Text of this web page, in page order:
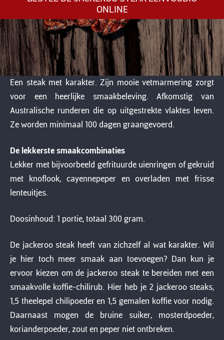
ONLINE
Een steak met karakter. Zijn mooie vetmarmering zorgt
voor een heerlijke smaakbeleving. Afkomstig van
Australische runderen die op uitgestrekte vlaktes leven.
Ze worden minimaal 100 dagen graangevoerd.
De lekkerste smaakcombinaties
Lekker met bijvoorbeeld gefrituurde uienringen of gekruid
met knoflook, cayennepeper en overladen met frisse
lenteuitjes.
Doosinhoud: 1 portie, totaal 300 gram.
De jackeroo steak heeft van zichzelf al wat karakter. Wil
je hier toch meer smaak aan toevoegen? Dan kun je
ervoor kiezen om de jackeroo steak te bereiden met een
smaakvolle koffie-chilirub. Hier heb je 2 jackeroo steaks,
1,5 theelepel chilipoeder en 1,5 gemalen koffie voor nodig.
Daarnaast mogen de bruine suiker, mosterdpoeder,
korianderpoeder, zout en peper niet ontbreken.